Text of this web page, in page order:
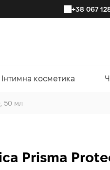
+38 067
Інтимна косметика
50 мл
Prisma